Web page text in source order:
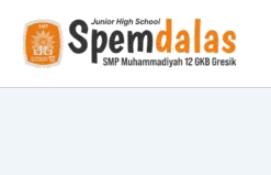
content